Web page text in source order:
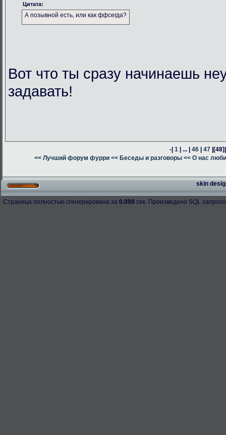
Цитата:
А позывной есть, или как ффсегда?
Вот что ты сразу начинаешь
задавать!
-| 1 | ... | 46 | 47 |[48]
<< Лучший форум фурри << Беседы и разговоры << О нас
skin
Страница полностью сгенерирована за 0.099 сек. Произведено SQL